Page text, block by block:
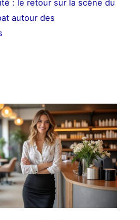
: le retour sur la scène du
autour des